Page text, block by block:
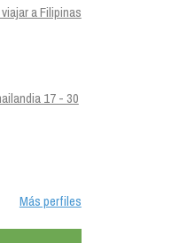
a Filipinas
17 - 30
Más perfiles